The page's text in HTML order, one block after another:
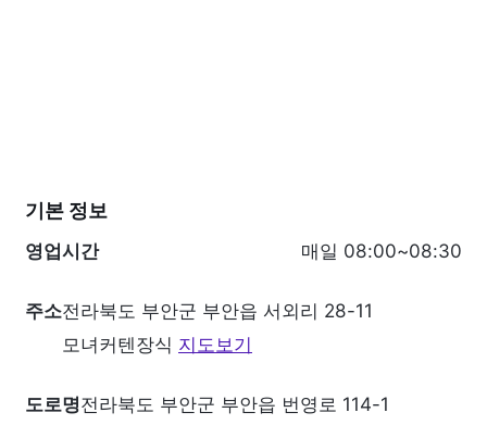
기본 정보
영업시간 매일 08:00~08:30
주소전라북도 부안군 부안읍 서외리 28-11
모녀커텐장식 지도보기
도로명전라북도 부안군 부안읍 번영로 114-1